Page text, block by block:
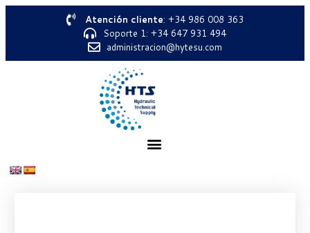
Atención cliente: +34 986 008 363
Soporte 1: +34 647 931 494
administracion@hytesu.com